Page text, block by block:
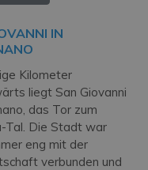
IN
Kilometer
liegt San Giovanni
das Tor zum
Tal. Die Stadt war
eng mit der
verbunden und